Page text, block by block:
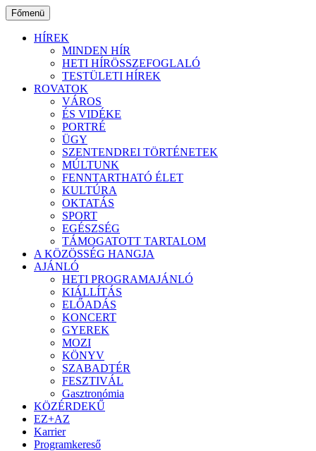
Ugrás
a
tartalomhoz
Főmenü
HÍREK
MINDEN HÍR
HETI HÍRÖSSZEFOGLALÓ
TESTÜLETI HÍREK
ROVATOK
VÁROS
ÉS VIDÉKE
PORTRÉ
ÜGY
SZENTENDREI TÖRTÉNETEK
MÚLTUNK
FENNTARTHATÓ ÉLET
KULTÚRA
OKTATÁS
SPORT
EGÉSZSÉG
TÁMOGATOTT TARTALOM
A KÖZÖSSÉG HANGJA
AJÁNLÓ
HETI PROGRAMAJÁNLÓ
KIÁLLÍTÁS
ELŐADÁS
KONCERT
GYEREK
MOZI
KÖNYV
SZABADTÉR
FESZTIVÁL
Gasztronómia
KÖZÉRDEKŰ
EZ+AZ
Karrier
Programkereső